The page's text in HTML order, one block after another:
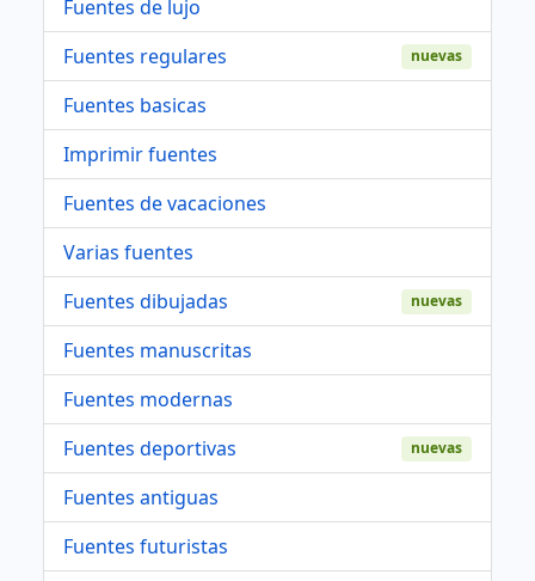
Fuentes de lujo
Fuentes regulares
nuevas
Fuentes basicas
Imprimir fuentes
Fuentes de vacaciones
Varias fuentes
Fuentes dibujadas
nuevas
Fuentes manuscritas
Fuentes modernas
Fuentes deportivas
nuevas
Fuentes antiguas
Fuentes futuristas